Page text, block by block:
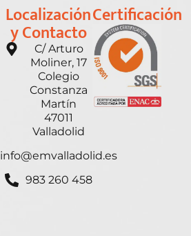
Localización
y Contacto
C/ Arturo
Moliner, 17
Colegio
Constanza
Martín
47011
Valladolid
info@emvalladolid.es
983 260 458
Certificación